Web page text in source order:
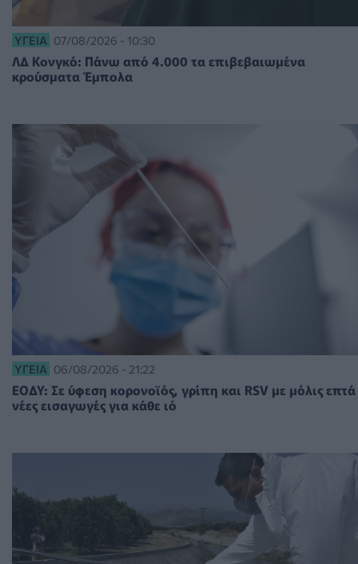
ΥΓΕΊΑ 07/08/2026 - 10:30
ΛΔ Κονγκό: Πάνω από 4.000 τα επιβεβαιωμένα
κρούσματα Έμπολα
ΥΓΕΊΑ 06/08/2026 - 21:22
ΕΟΔΥ: Σε ύφεση κορονοϊός, γρίπη και RSV με μόλις επτά
νέες εισαγωγές για κάθε ιό